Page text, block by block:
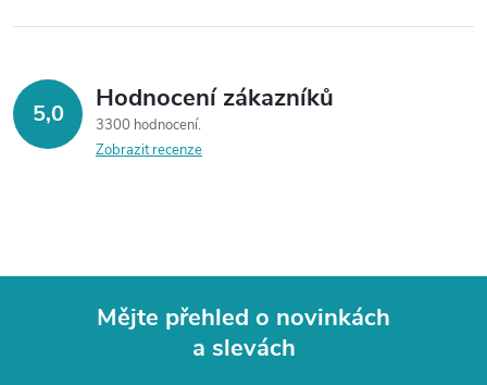
5,0 Hodnocení zákazníků
3300 hodnocení
Zobrazit recenze
Mějte přehled o novinkách
a slevách